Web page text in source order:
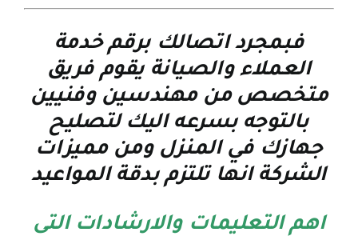
فبمجرد اتصالك برقم خدمة
العملاء والصيانة يقوم فريق
متخصص من مهندسين وفنيين
بالتوجه بسرعه اليك لتصليح
جهازك في المنزل ومن مميزات
الشركة انها تلتزم بدقة المواعيد
اهم التعليمات والارشادات التى